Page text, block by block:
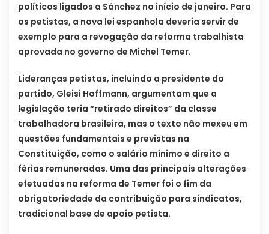
políticos ligados a Sánchez no início de janeiro. Para
os petistas, a nova lei espanhola deveria servir de
exemplo para a revogação da reforma trabalhista
aprovada no governo de Michel Temer.
Lideranças petistas, incluindo a presidente do
partido, Gleisi Hoffmann, argumentam que a
legislação teria “retirado direitos” da classe
trabalhadora brasileira, mas o texto não mexeu em
questões fundamentais e previstas na
Constituição, como o salário mínimo e direito a
férias remuneradas. Uma das principais alterações
efetuadas na reforma de Temer foi o fim da
obrigatoriedade da contribuição para sindicatos,
tradicional base de apoio petista.